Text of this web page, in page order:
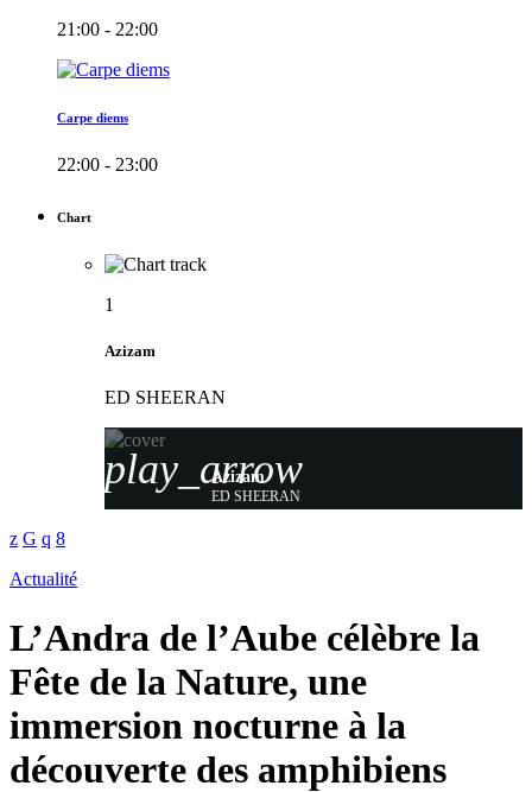
21:00 - 22:00
Carpe diems
22:00 - 23:00
Chart
1
Azizam
ED SHEERAN
play_arrow
Azizam
ED SHEERAN
Actualité
L’Andra de l’Aube célèbre la
Fête de la Nature, une
immersion nocturne à la
découverte des amphibiens